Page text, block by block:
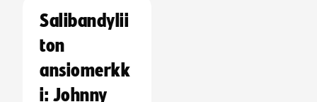
Salibandylii
ton
ansiomerkk
i: Johnny